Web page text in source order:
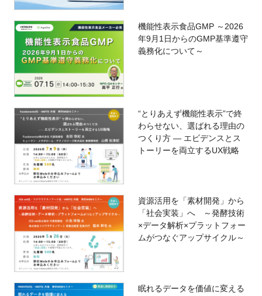
機能性表示食品GMP ～2026
年9月1日からのGMP基準遵守
義務化について～
“とりあえず機能性表示”で終
わらせない、選ばれる理由の
つくり方 ― エビデンスとス
トーリーを両立するUX戦略
資源活用を「素材開発」から
「社会実装」へ ～発酵技術
×データ解析×プラットフォー
ムがつなぐアップサイクル～
眠れるデータを価値に変える